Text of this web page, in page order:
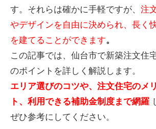
す。それらは確かに手軽ですが、 注
やデザインを自由に決められ、長く
を建てることができます。
この記事では、仙台市で新築注文住
のポイントを詳しく解説します。
エリア選びのコツや、注文住宅のメ
ト、利用できる補助金制度まで網羅
ぜひ参考にしてください。